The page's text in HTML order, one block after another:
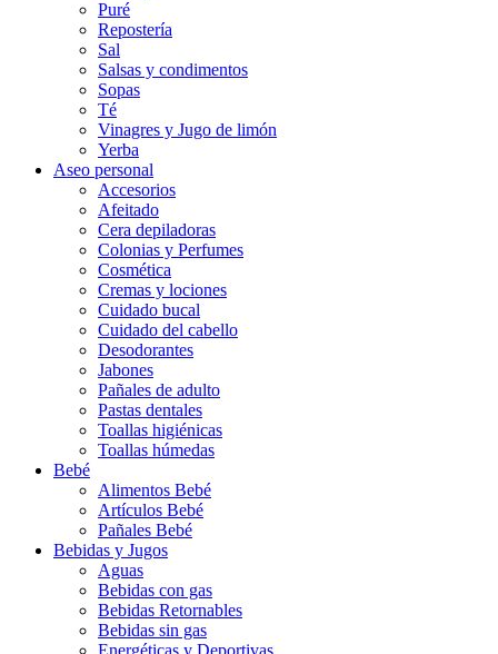
Puré
Repostería
Sal
Salsas y condimentos
Sopas
Té
Vinagres y Jugo de limón
Yerba
Aseo personal
Accesorios
Afeitado
Cera depiladoras
Colonias y Perfumes
Cosmética
Cremas y lociones
Cuidado bucal
Cuidado del cabello
Desodorantes
Jabones
Pañales de adulto
Pastas dentales
Toallas higiénicas
Toallas húmedas
Bebé
Alimentos Bebé
Artículos Bebé
Pañales Bebé
Bebidas y Jugos
Aguas
Bebidas con gas
Bebidas Retornables
Bebidas sin gas
Energéticas y Deportivas